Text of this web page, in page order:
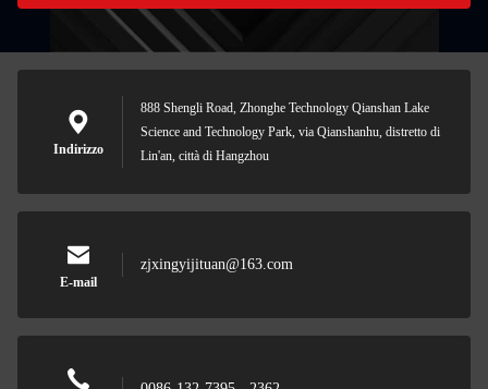
Indirizzo
888 Shengli Road, Zhonghe Technology Qianshan Lake
Science and Technology Park, via Qianshanhu, distretto di
Lin'an, città di Hangzhou
E-mail
zjxingyijituan@163.com